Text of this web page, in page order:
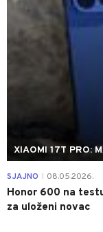
XIAOMI 17T PRO:
SJAJNO 08.05.2026.
Honor 600 na
za uloženi novac